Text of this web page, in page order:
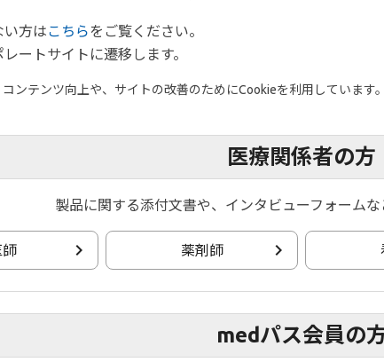
15を例に）【0:40】
い方はこちら をご覧ください。
ートサイトに遷移します。
ンテンツ向上や、サイトの改善のためにCookieを利用しています
医療関係者の方
製品に関する添付文書や、インタビューフォームな
師 薬剤師
medパス会員の